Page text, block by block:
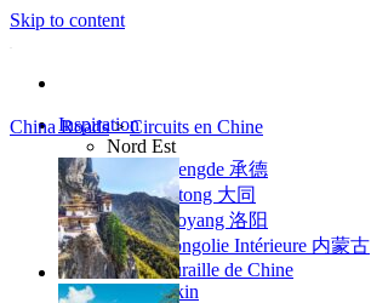
Skip to content
Inspiration
Nord Est
Chengde 承德
Datong 大同
Luoyang 洛阳
Mongolie Intérieure 内蒙古
Muraille de Chine
Pékin
China Roads > Circuits en Chine